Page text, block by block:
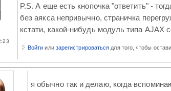
P.S. А еще есть кнопочка "ответить" -
без аякса непривычно, страничка
кстати, какой-нибудь модуль типа AJAX
Войти или зарегистрироваться для того, чтобы
я обычно так и делаю, когда